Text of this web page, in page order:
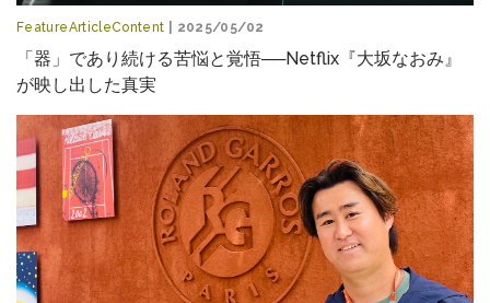
FeatureArticleContent | 2025/05/02
「器」であり続ける苦悩と覚悟──Netflix『大坂なおみ』
が映し出した真実